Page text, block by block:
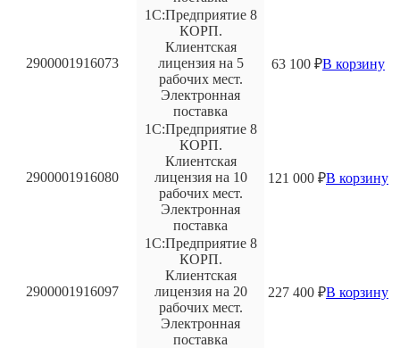
2900001916073
1С:Предприятие 8
КОРП.
Клиентская
лицензия на 5
рабочих мест.
Электронная
поставка
63 100 ₽В корзину
2900001916080
1С:Предприятие 8
КОРП.
Клиентская
лицензия на 10
рабочих мест.
Электронная
поставка
121 000 ₽В корзину
2900001916097
1С:Предприятие 8
КОРП.
Клиентская
лицензия на 20
рабочих мест.
Электронная
поставка
227 400 ₽В корзину